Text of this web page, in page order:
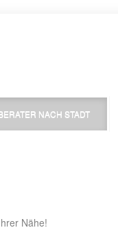
NACH STADT
Nähe!